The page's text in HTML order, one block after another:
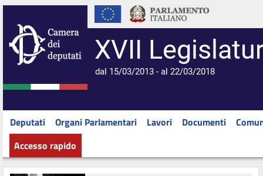
XVII
dal 15/03/2013 - al 22/03/2018
Deputati Organi Parlamentari Lavori Documenti
Accesso rapido